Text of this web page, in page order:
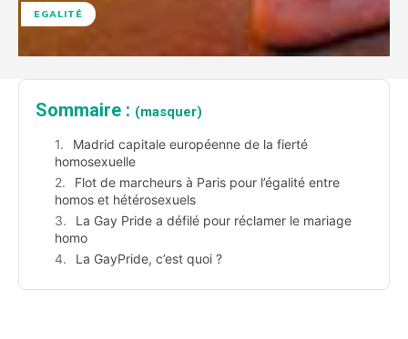
EGALITÉ
Sommaire : (masquer)
Madrid capitale européenne de la fierté
homosexuelle
Flot de marcheurs à Paris pour l’égalité entre
homos et hétérosexuels
La Gay Pride a défilé pour réclamer le mariage
homo
La GayPride, c’est quoi ?